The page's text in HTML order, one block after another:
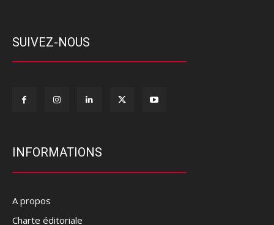
SUIVEZ-NOUS
INFORMATIONS
A propos
Charte éditoriale